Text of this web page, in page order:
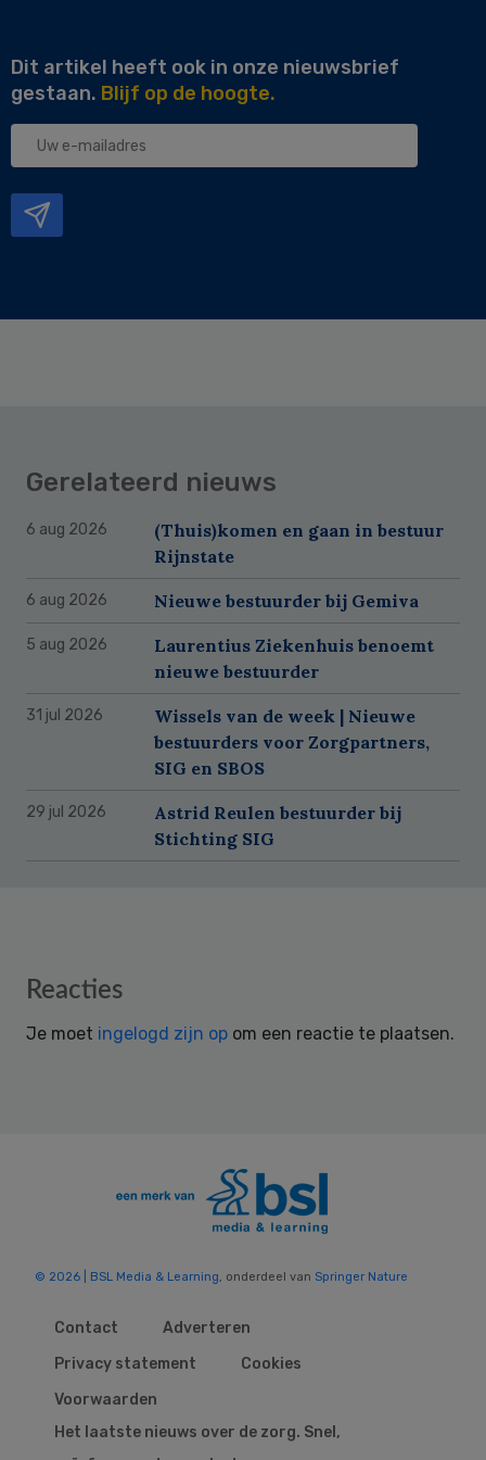
Dit artikel heeft ook in onze nieuwsbrief
gestaan. Blijf op de hoogte.
Uw
Gerelateerd nieuws
6 aug 2026
(Thuis)komen en gaan in bestuur
Rijnstate
6 aug 2026 Nieuwe bestuurder bij Gemiva
5 aug 2026
Laurentius Ziekenhuis benoemt
nieuwe bestuurder
31 jul 2026
Wissels van de week | Nieuwe
bestuurders voor Zorgpartners,
SIG en SBOS
29 jul 2026
Astrid Reulen bestuurder bij
Stichting SIG
Reader
Reacties
Je moet ingelogd zijn op om een reactie te plaatsen.
© 2026 | BSL Media & Learning, onderdeel van Springer Nature
Contact
Adverteren
Privacy statement
Cookies
Voorwaarden
Het laatste nieuws over de zorg. Snel,